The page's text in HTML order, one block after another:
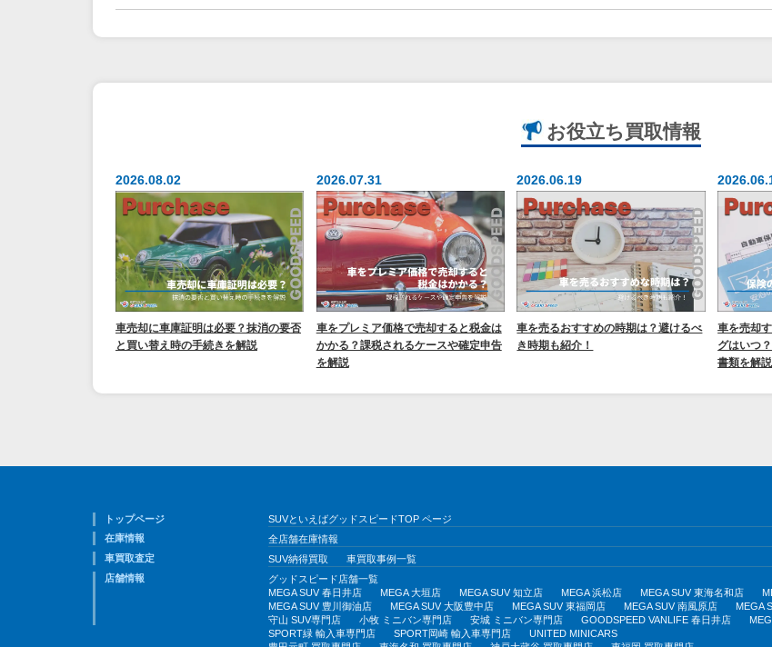
お役立ち 買取情報
2026.08.02
車売却に車庫証明は必要？抹消の要否
と買い替え時の手続きを解説
2026.07.31
車をプレミア価格で売却すると税金は
かかる？課税されるケースや確定申告
を解説
2026.06.19
車を売るおすすめの時期は？避けるべ
き時期も紹介！
車を売却
グはいつ
書類を解説
トップページ
SUVといえばグッドスピードTOP ページ
在庫情報
全店舗在庫情報
車買取査定
SUV納得買取
車買取事例一覧
店舗情報
グッドスピード店舗一覧
MEGA SUV 春日井店
MEGA 大垣店 MEGA SUV 知立店 MEGA 浜松店 MEGA SUV 東海名和店
MEGA SUV 豊川御油店
MEGA SUV 大阪豊中店 MEGA SUV 東福岡店 MEGA SUV 南風原店 MEGA
守山 SUV専門店
小牧 ミニバン専門店 安城 ミニバン専門店 GOODSPEED VANLIFE 春日井店
SPORT緑 輸入車専門店
SPORT岡崎 輸入車専門店
UNITED MINICARS